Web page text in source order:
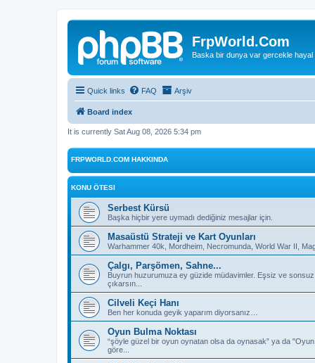
FrpWorld.Com
Baska bir dunya var gercekle hayal
Quick links FAQ Arşiv
Board index
It is currently Sat Aug 08, 2026 5:34 pm
FRPWORLD.COM HAKKINDA
KONU ÖTESI
Serbest Kürsü
Başka hiçbir yere uymadı dediğiniz mesajlar için.
Masaüstü Strateji ve Kart Oyunları
Warhammer 40k, Mordheim, Necromunda, World War II,
Çalgı, Parşömen, Sahne...
Buyrun huzurumuza ey güzide müdavimler. Eşsiz ve sonsuz
çıkarsın...
Cilveli Keçi Hanı
Ben her konuda geyik yaparım diyorsanız…
Oyun Bulma Noktası
“şöyle güzel bir oyun oynatan olsa da oynasak” ya da
göre...